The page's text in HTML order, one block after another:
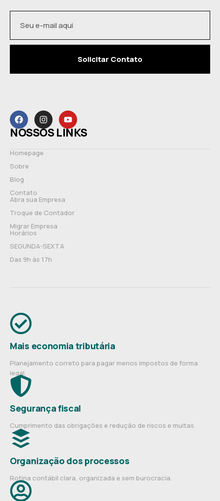
Solicitar Contato
NOSSOS LINKS
Homepage
Sobre
Blog
Contato
Abra sua Empresa
Troque de Contador
Migrar Empresa
Horários
SEGUNDA-SEXTA
Das 9h às 17h
Mais economia tributária
Planejamento correto para pagar menos impostos de forma
legal.
Segurança fiscal
Cumprimento das obrigações e redução de riscos e multas.
Organização dos processos
Rotina contábil clara, organizada e sem burocracia.